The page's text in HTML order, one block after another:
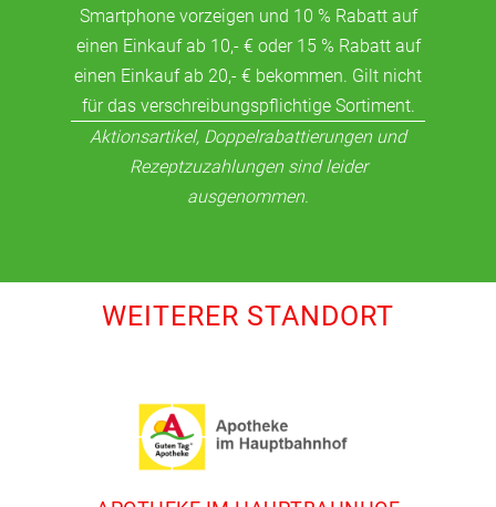
Smartphone vorzeigen und 10 % Rabatt auf
einen Einkauf ab 10,- € oder 15 % Rabatt auf
einen Einkauf ab 20,- € bekommen. Gilt nicht
für das verschreibungspflichtige Sortiment.
Aktionsartikel, Doppelrabattierungen und
Rezeptzuzahlungen sind leider
ausgenommen.
WEITERER STANDORT